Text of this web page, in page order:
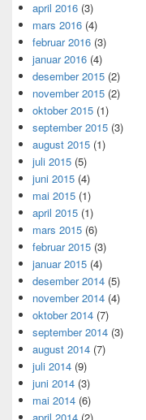
april 2016 (3)
mars 2016 (4)
februar 2016 (3)
januar 2016 (4)
desember 2015 (2)
november 2015 (2)
oktober 2015 (1)
september 2015 (3)
august 2015 (1)
juli 2015 (5)
juni 2015 (4)
mai 2015 (1)
april 2015 (1)
mars 2015 (6)
februar 2015 (3)
januar 2015 (4)
desember 2014 (5)
november 2014 (4)
oktober 2014 (7)
september 2014 (3)
august 2014 (7)
juli 2014 (9)
juni 2014 (3)
mai 2014 (6)